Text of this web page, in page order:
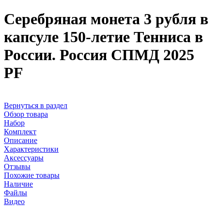
Серебряная монета 3 рубля в
капсуле 150-летие Тенниса в
России. Россия СПМД 2025
PF
Вернуться в раздел
Обзор товара
Набор
Комплект
Описание
Характеристики
Аксессуары
Отзывы
Похожие товары
Наличие
Файлы
Видео